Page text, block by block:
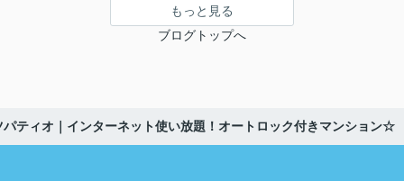
もっと見る
ブログトップへ
ティオ｜インターネット使い放題！オートロック付きマンション☆